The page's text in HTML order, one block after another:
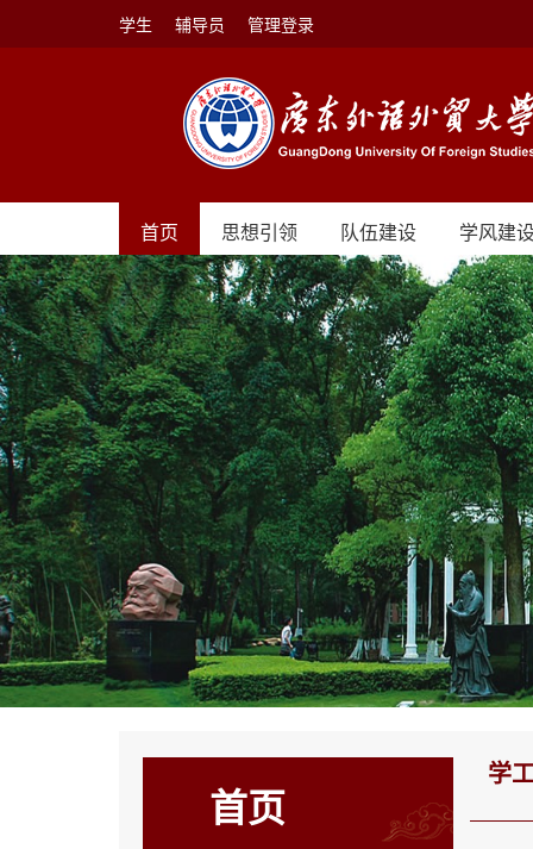
学生 辅导员 管理登录
首页 思想引领 队伍建设 学风建
首页
学